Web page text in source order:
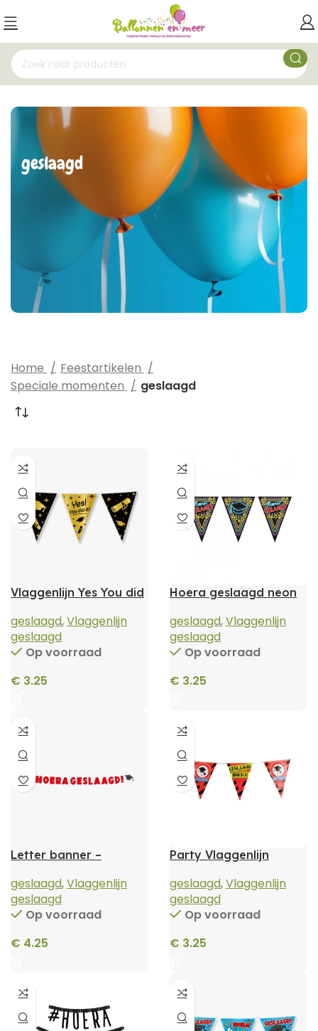
geslaagd
Home
Feestartikelen
Speciale momenten
geslaagd
Vlaggenlijn Yes You did
geslaagd,Vlaggenlijn
geslaagd
Op voorraad
€ 3.25
Hoera geslaagd neon
geslaagd,Vlaggenlijn
geslaagd
Op voorraad
€ 3.25
Letter banner –
geslaagd,Vlaggenlijn
geslaagd
Op voorraad
€ 4.25
Party Vlaggenlijn
geslaagd,Vlaggenlijn
geslaagd
Op voorraad
€ 3.25